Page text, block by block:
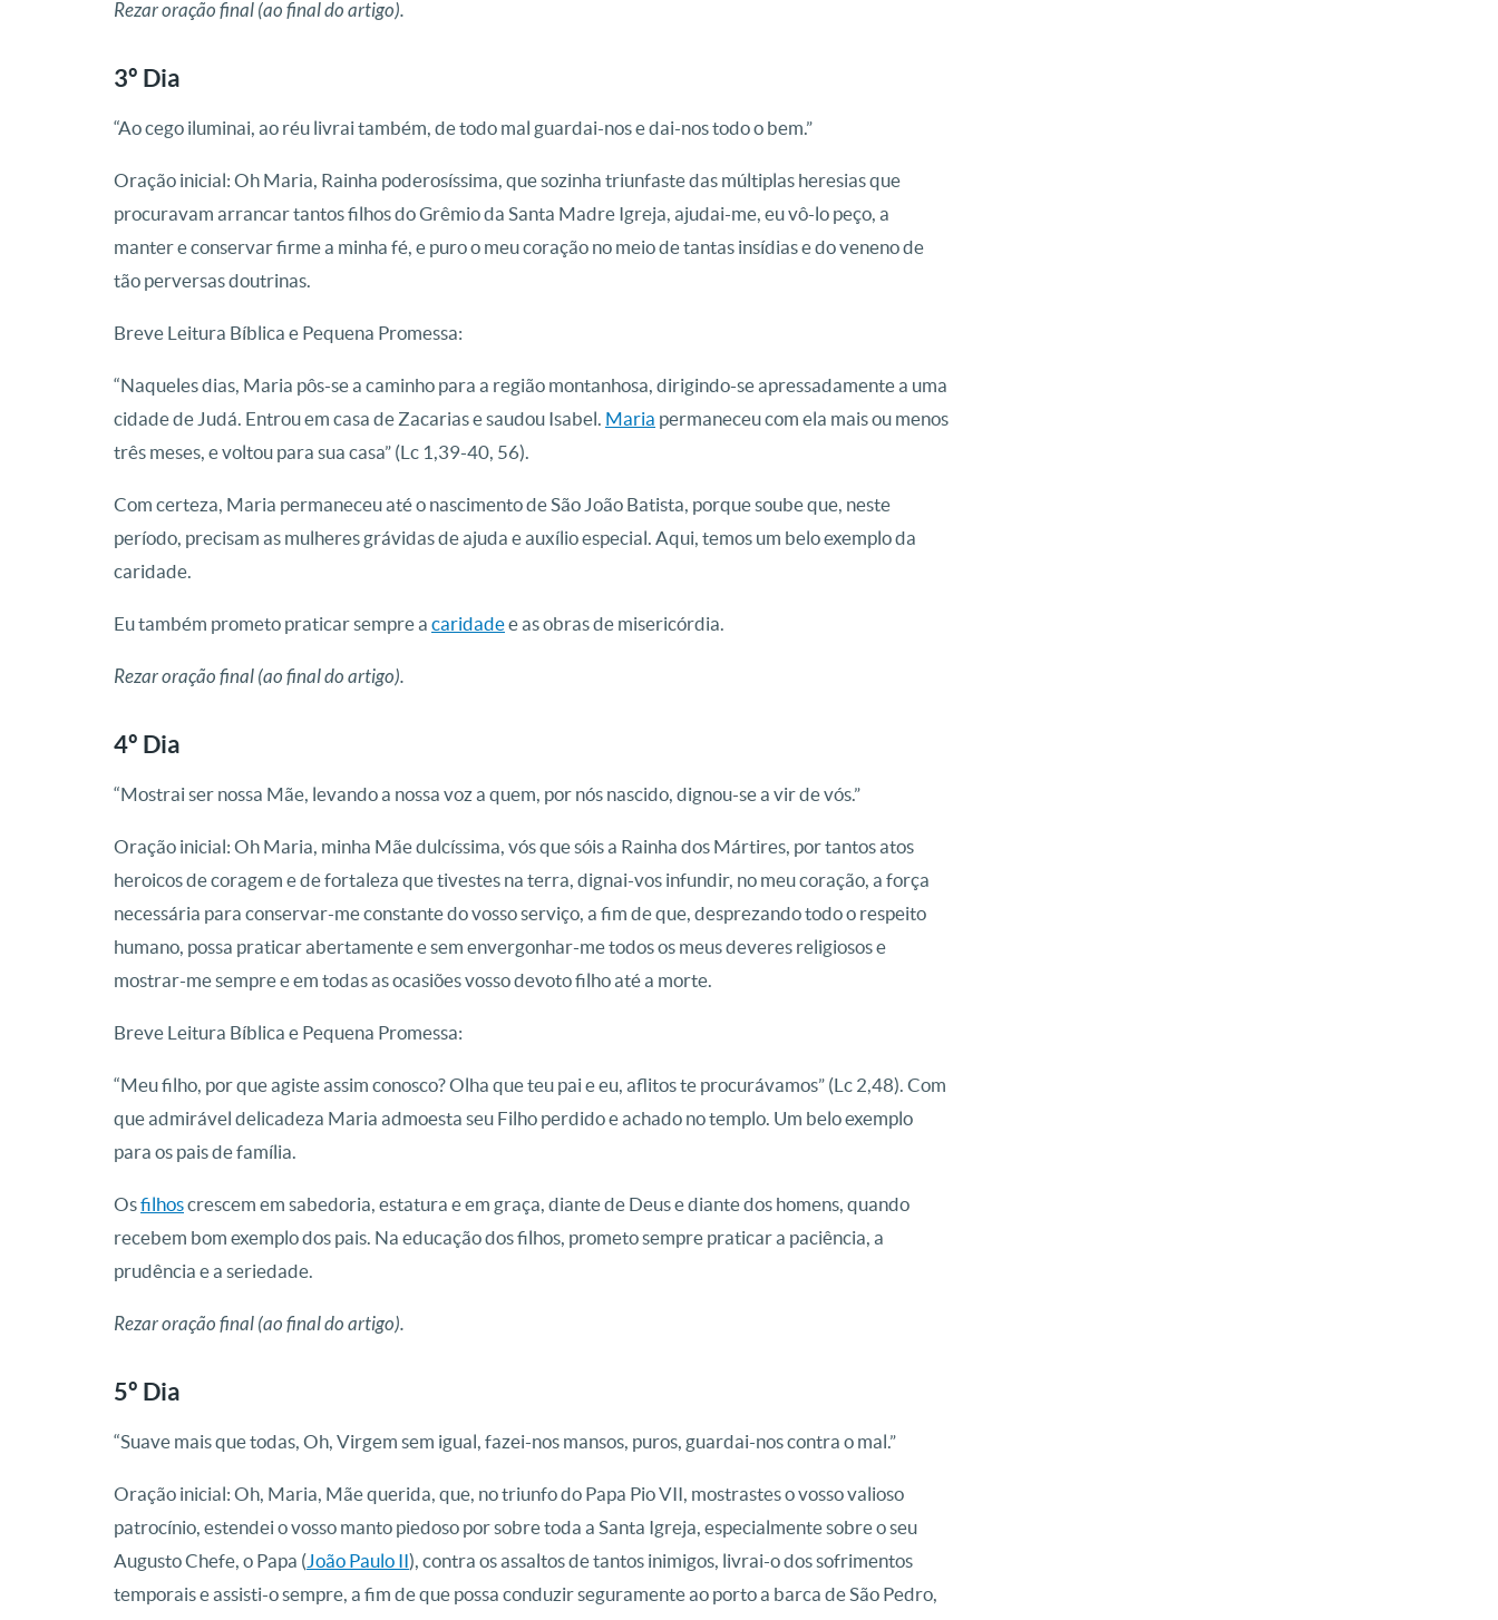
Rezar oração final (ao final do artigo).
3º Dia
“Ao cego iluminai, ao réu livrai também, de todo mal guardai-nos e dai-nos todo o bem.”
Oração inicial: Oh Maria, Rainha poderosíssima, que sozinha triunfaste das múltiplas heresias que
procuravam arrancar tantos filhos do Grêmio da Santa Madre Igreja, ajudai-me, eu vô-lo peço, a
manter e conservar firme a minha fé, e puro o meu coração no meio de tantas insídias e do veneno de
tão perversas doutrinas.
Breve Leitura Bíblica e Pequena Promessa:
“Naqueles dias, Maria pôs-se a caminho para a região montanhosa, dirigindo-se apressadamente a uma
cidade de Judá. Entrou em casa de Zacarias e saudou Isabel. Maria permaneceu com ela mais ou menos
três meses, e voltou para sua casa” (Lc 1,39-40, 56).
Com certeza, Maria permaneceu até o nascimento de São João Batista, porque soube que, neste
período, precisam as mulheres grávidas de ajuda e auxílio especial. Aqui, temos um belo exemplo da
caridade.
Eu também prometo praticar sempre a caridadee as obras de misericórdia.
Rezar oração final (ao final do artigo).
4º Dia
“Mostrai ser nossa Mãe, levando a nossa voz a quem, por nós nascido, dignou-se a vir de vós.”
Oração inicial: Oh Maria, minha Mãe dulcíssima, vós que sóis a Rainha dos Mártires, por tantos atos
heroicos de coragem e de fortaleza que tivestes na terra, dignai-vos infundir, no meu coração, a força
necessária para conservar-me constante do vosso serviço, a fim de que, desprezando todo o respeito
humano, possa praticar abertamente e sem envergonhar-me todos os meus deveres religiosos e
mostrar-me sempre e em todas as ocasiões vosso devoto filho até a morte.
Breve Leitura Bíblica e Pequena Promessa:
“Meu filho, por que agiste assim conosco? Olha que teu pai e eu, aflitos te procurávamos” (Lc 2,48). Com
que admirável delicadeza Maria admoesta seu Filho perdido e achado no templo. Um belo exemplo
para os pais de família.
Osfilhoscrescem em sabedoria, estatura e em graça, diante de Deus e diante dos homens, quando
recebem bom exemplo dos pais. Na educação dos filhos, prometo sempre praticar a paciência, a
prudência e a seriedade.
Rezar oração final (ao final do artigo).
5º Dia
“Suave mais que todas, Oh, Virgem sem igual, fazei-nos mansos, puros, guardai-nos contra o mal.”
Oração inicial: Oh, Maria, Mãe querida, que, no triunfo do Papa Pio VII, mostrastes o vosso valioso
patrocínio, estendei o vosso manto piedoso por sobre toda a Santa Igreja, especialmente sobre o seu
Augusto Chefe, o Papa (João Paulo II), contra os assaltos de tantos inimigos, livrai-o dos sofrimentos
temporais e assisti-o sempre, a fim de que possa conduzir seguramente ao porto a barca de São Pedro,